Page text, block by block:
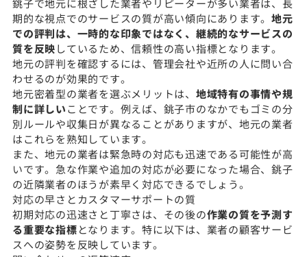
銚子で地元に根ざした業者やリピーターが多い業者は、長
期的な視点でのサービスの質が高い傾向にあります。 地元
での評判は、一時的な印象ではなく、継続的なサービスの
質を反映しているため、信頼性の高い指標となります。
地元の評判を確認するには、管理会社や近所の人に問い合
わせるのが効果的です。
地元密着型の業者を選ぶメリットは、 地域特有の事情や規
制に詳しいことです。例えば、銚子市のなかでもゴミの分
別ルールや収集日が異なることがありますが、地元の業者
はこれらを熟知しています。
また、地元の業者は緊急時の対応も迅速である可能性が高
いです。急な作業や追加の対応が必要になった場合、銚子
の近隣業者のほうが素早く対応できるでしょう。
対応の早さとカスタマーサポートの質
初期対応の迅速さと丁寧さは、その後の作業の質を予測す
る重要な指標となります。特に以下は、業者の顧客サービ
スへの姿勢を反映しています。